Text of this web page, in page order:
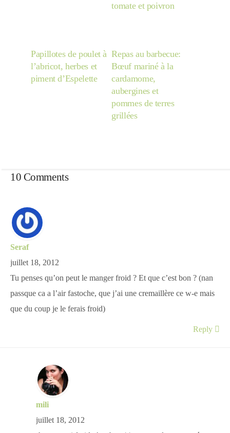
tomate et poivron
Papillotes de poulet à
l’abricot, herbes et
piment d’Espelette
Repas au barbecue:
Bœuf mariné à la
cardamome,
aubergines et
pommes de terres
grillées
10 Comments
Seraf
juillet 18, 2012
Tu penses qu’on peut le manger froid ? Et que c’est bon ? (nan
passque ca a l’air fastoche, que j’ai une cremaillère ce w-e mais
que du coup je le ferais froid)
Reply
mili
juillet 18, 2012